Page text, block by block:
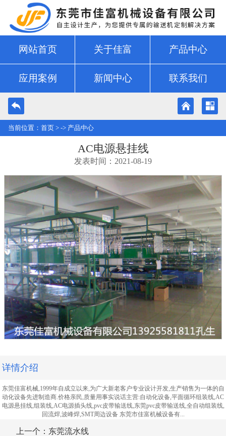
网站首页 关于佳富 产品中心
应用案例 新闻中心 联系我们
当前位置： 首页 > -> 产品中心
AC电源悬挂线
发表时间：2021-08-19
详情介绍
东莞佳富机械,1999年自成立以来,为广大新老客户专业设计开发,生产销售为一体的自
动化设备先进制造商.价格亲民,质量用事实说话主营:自动化设备,平面循环组装线,AC
电源悬挂线,组装线,AC电源插头线,pvc皮带输送线,东莞pvc皮带输送线,全自动组装线,
回流焊,波峰焊,SMT周边设备 东莞市佳富机械设备有...
上一个：东莞流水线